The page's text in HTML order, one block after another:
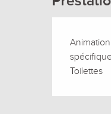
Toilettes